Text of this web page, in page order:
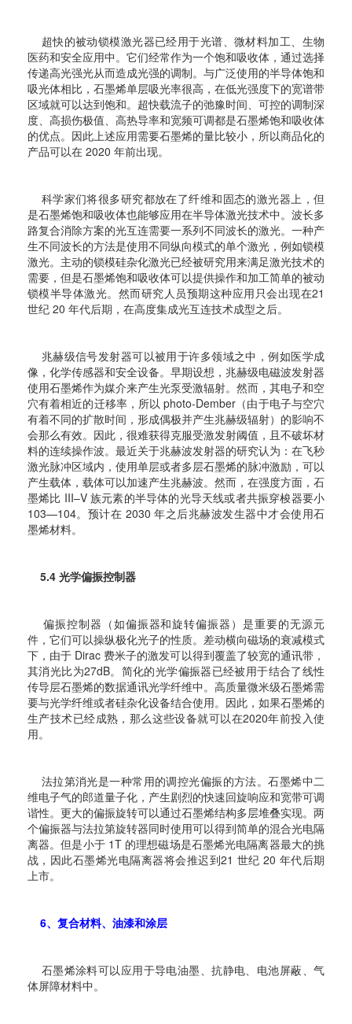
超快的被动锁模激光器已经用于光谱、微材料加工、生物
医药和安全应用中。它们经常作为一个饱和吸收体，通过选择
传递高光强光从而造成光强的调制。与广泛使用的半导体饱和
吸光体相比，石墨烯单层吸光率很高，在低光强度下的宽谱带
区域就可以达到饱和。超快载流子的弛豫时间、可控的调制深
度、高损伤极值、高热导率和宽频可调都是石墨烯饱和吸收体
的优点。因此上述应用需要石墨烯的量比较小，所以商品化的
产品可以在 2020 年前出现。
科学家们将很多研究都放在了纤维和固态的激光器上，但
是石墨烯饱和吸收体也能够应用在半导体激光技术中。波长多
路复合消除方案的光互连需要一系列不同波长的激光。一种产
生不同波长的方法是使用不同纵向模式的单个激光，例如锁模
激光。主动的锁模硅杂化激光已经被研究用来满足激光技术的
需要，但是石墨烯饱和吸收体可以提供操作和加工简单的被动
锁模半导体激光。 然而研究人员预期这种应用只会出现在21
世纪 20 年代后期，在高度集成光互连技术成型之后。
兆赫级信号发射器可以被用于许多领域之中，例如医学成
像，化学传感器和安全设备。早期设想，兆赫级电磁波发射器
使用石墨烯作为媒介来产生光泵受激辐射。然而，其电子和空
穴有着相近的迁移率，所以 photo-Dember（由于电子与空穴
有着不同的扩散时间，形成偶极并产生兆赫级辐射）的影响不
会那么有效。因此，很难获得克服受激发射阈值，且不破坏材
料的连续操作波。最近关于兆赫波发射器的研究认为：在飞秒
激光脉冲区域内，使用单层或者多层石墨烯的脉冲激励，可以
产生载体，载体可以加速产生兆赫波。然而，在强度方面，石
墨烯比 III–V 族元素的半导体的光导天线或者共振穿梭器要小
103—104。预计在 2030 年之后兆赫波发生器中才会使用石
墨烯材料。
5.4 光学偏振控制器
偏振控制器（如偏振器和旋转偏振器）是重要的无源元
件，它们可以操纵极化光子的性质。差动横向磁场的衰减模式
下，由于 Dirac 费米子的激发可以得到覆盖了较宽的通讯带，
其消光比为27dB。简化的光学偏振器已经被用于结合了线性
传导层石墨烯的数据通讯光学纤维中。高质量微米级石墨烯需
要与光学纤维或者硅杂化设备结合使用。因此，如果石墨烯的
生产技术已经成熟，那么这些设备就可以在2020年前投入使
用。
法拉第消光是一种常用的调控光偏振的方法。石墨烯中二
维电子气的郎道量子化，产生剧烈的快速回旋响应和宽带可调
谐性。更大的偏振旋转可以通过石墨烯结构多层堆叠实现。两
个偏振器与法拉第旋转器同时使用可以得到简单的混合光电隔
离器。但是小于 1T 的理想磁场是石墨烯光电隔离器最大的挑
战，因此石墨烯光电隔离器将会推迟到21 世纪 20 年代后期
上市。
6、复合材料、油漆和涂层
石墨烯涂料可以应用于导电油墨、抗静电、电池屏蔽、气
体屏障材料中。